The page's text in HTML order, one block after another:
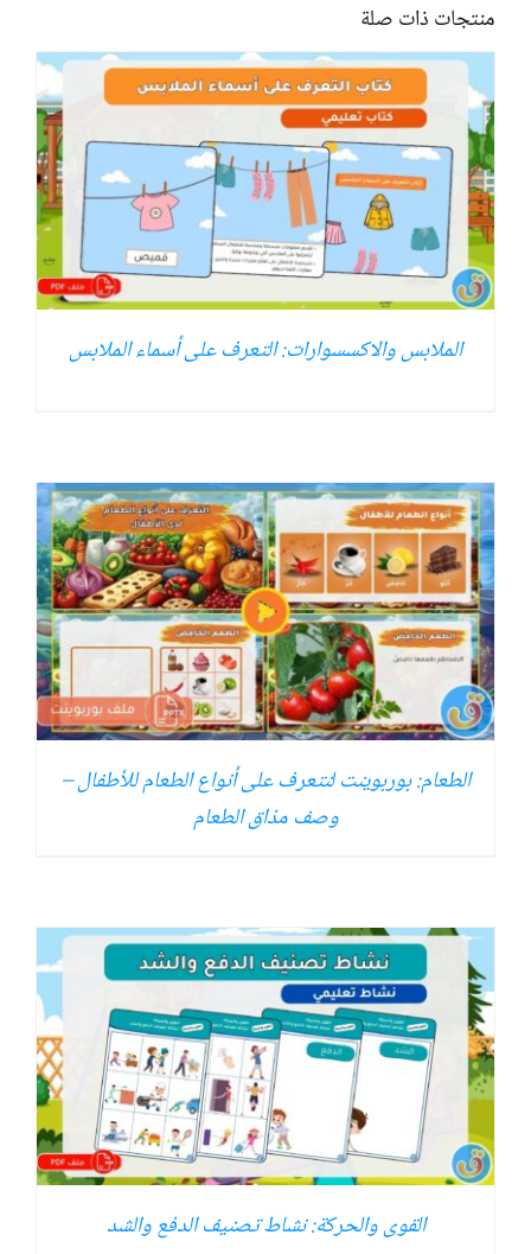
منتجات ذات صلة
الملابس والاكسسوارات: التعرف على أسماء الملابس
الطعام: بوربوينت لنتعرف على أنواع الطعام للأطفال –
وصف مذاق الطعام
القوى والحركة: نشاط تصنيف الدفع والشد